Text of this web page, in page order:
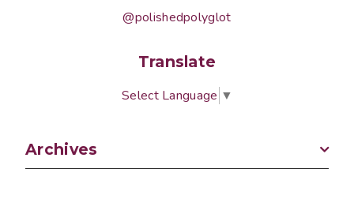
@polishedpolyglot
Translate
Select Language ▼
Archives